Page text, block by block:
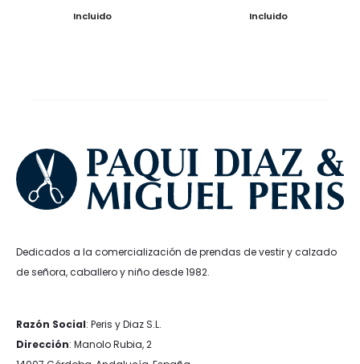
precio
Incluido
precio
Incluido
Dedicados a la comercialización de prendas de vestir y calzado
de señora, caballero y niño desde 1982.
Razón Social: Peris y Diaz S.L.
Dirección: Manolo Rubia, 2